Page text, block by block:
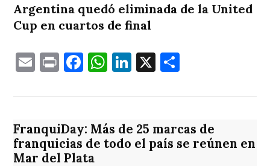
Argentina quedó eliminada de la United
Cup en cuartos de final
EmailPrintFacebook
WhatsApp
LinkedIn
X
FranquiDay: Más de 25 marcas de
franquicias de todo el país se reúnen en
Mar del Plata